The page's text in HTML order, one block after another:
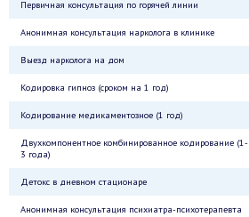
Первичная консультация по горячей линии
Анонимная консультация нарколога в клинике
Выезд нарколога на дом
Кодировка гипноз (сроком на 1 год)
Кодирование медикаментозное (1 год)
Двухкомпонентное комбинированное кодирование (1-
3 года)
Детокс в дневном стационаре
Анонимная консультация психиатра-психотерапевта